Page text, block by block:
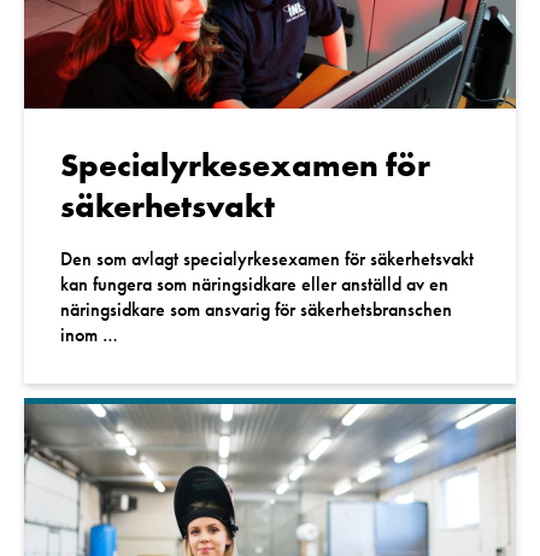
Specialyrkesexamen för
säkerhetsvakt
Den som avlagt specialyrkesexamen för säkerhetsvakt
kan fungera som näringsidkare eller anställd av en
näringsidkare som ansvarig för säkerhetsbranschen
inom …